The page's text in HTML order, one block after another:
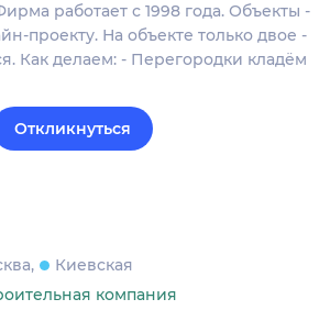
работает с 1998 года. Объекты -
проекту. На объекте только двое -
Как делаем: - ​​Перегородки кладём
Откликнуться
Киевская
компания